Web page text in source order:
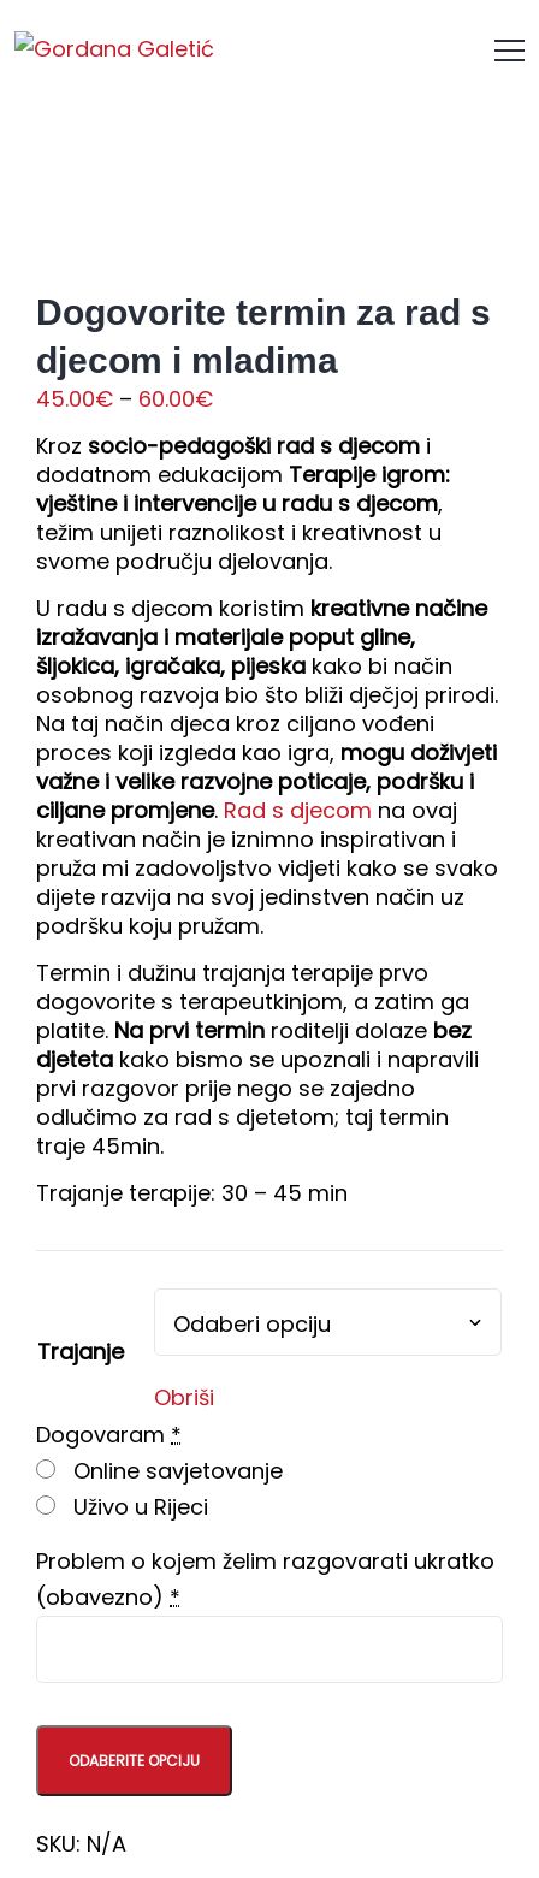
Dogovorite termin za rad s
djecom i mladima
45.00€ – 60.00€Raspon
od
45.00€
do
60.00€
Kroz socio-pedagoški rad s djecom i
dodatnom edukacijom Terapije igrom:
vještine i intervencije u radu s djecom,
težim unijeti raznolikost i kreativnost u
svome području djelovanja.
U radu s djecom koristim kreativne načine
izražavanja i materijale poput gline,
šljokica, igračaka, pijeska kako bi način
osobnog razvoja bio što bliži dječjoj prirodi.
Na taj način djeca kroz ciljano vođeni
proces koji izgleda kao igra, mogu doživjeti
važne i velike razvojne poticaje, podršku i
ciljane promjene. Rad s djecom na ovaj
kreativan način je iznimno inspirativan i
pruža mi zadovoljstvo vidjeti kako se svako
dijete razvija na svoj jedinstven način uz
podršku koju pružam.
Termin i dužinu trajanja terapije prvo
dogovorite s terapeutkinjom, a zatim ga
platite. Na prvi termin roditelji dolaze bez
djeteta kako bismo se upoznali i napravili
prvi razgovor prije nego se zajedno
odlučimo za rad s djetetom; taj termin
traje 45min.
Trajanje terapije: 30 – 45 min
Trajanje
Obriši
Dogovaram *
Online savjetovanje
Uživo u Rijeci
Problem o kojem želim razgovarati ukratko
(obavezno) *
ODABERITE OPCIJU
SKU: N/A